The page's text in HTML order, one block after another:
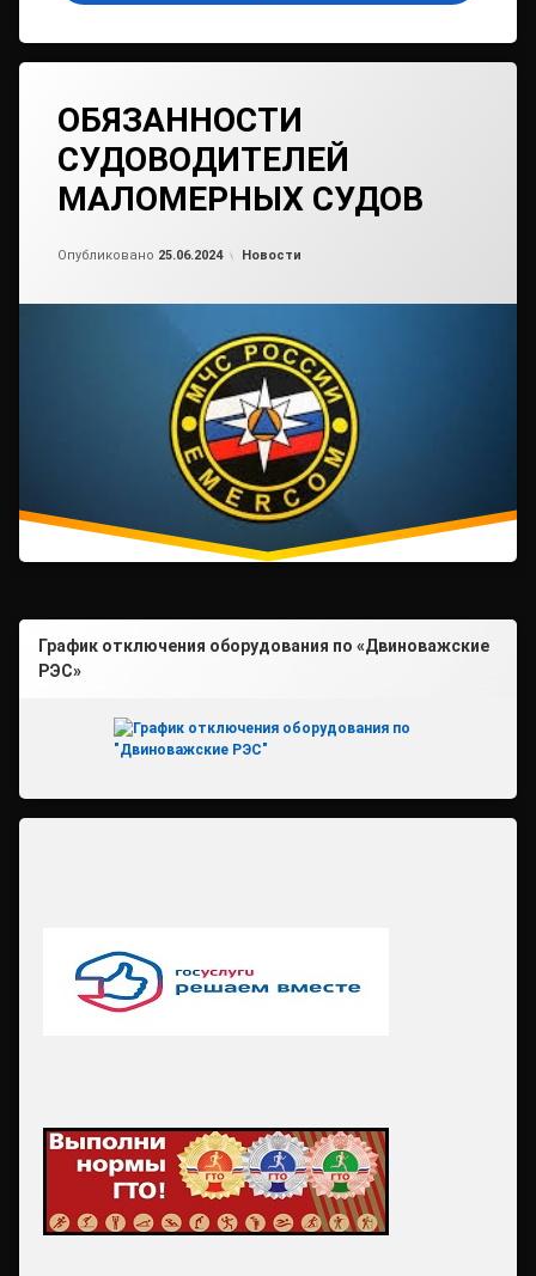
ОБЯЗАННОСТИ
СУДОВОДИТЕЛЕЙ
МАЛОМЕРНЫХ СУДОВ
Опубликовано 25.06.2024 Рубрики:
Новости
График отключения оборудования по «Двиноважские
РЭС»